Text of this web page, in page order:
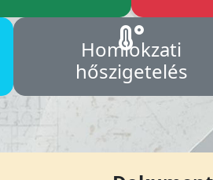
Homlokzati
hőszigetelés